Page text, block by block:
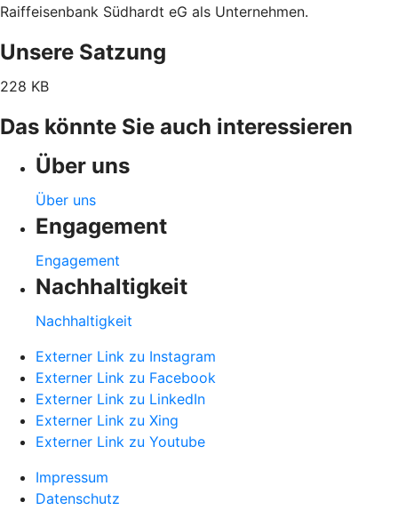
Raiffeisenbank Südhardt eG als Unternehmen.
Unsere Satzung
228 KB
Das könnte Sie auch interessieren
Über uns
Über uns
Engagement
Engagement
Nachhaltigkeit
Nachhaltigkeit
Externer Link zu Instagram
Externer Link zu Facebook
Externer Link zu LinkedIn
Externer Link zu Xing
Externer Link zu Youtube
Impressum
Datenschutz